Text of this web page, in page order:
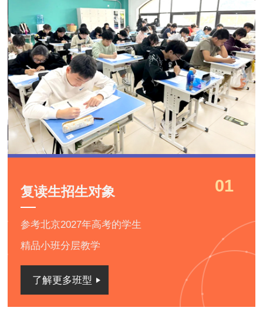
01
复读生招生对象
参考北京2027年高考的学生
精品小班分层教学
了解更多班型